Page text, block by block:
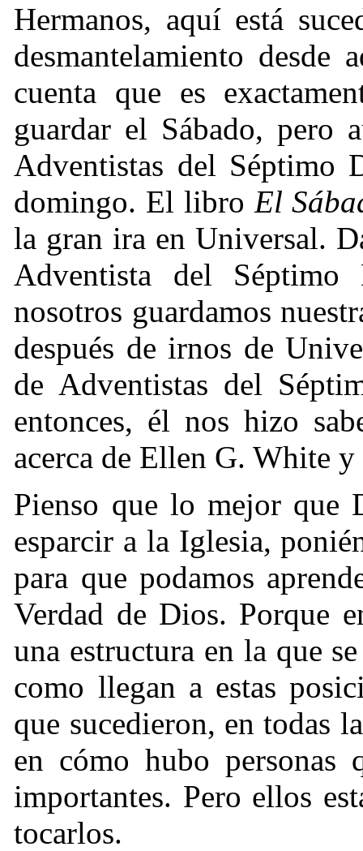
Hermanos, aquí está
desmantelamiento desde
cuenta que es
guardar el Sábado, pero
Adventistas del Séptimo
domingo. El libro El
la gran ira en Universal.
Adventista del
nosotros guardamos
después de irnos de
de Adventistas del
entonces, él nos hizo
acerca de Ellen G. White y
Pienso que lo mejor que
esparcir a la Iglesia,
para que podamos
Verdad de Dios. Porque
una estructura en la que
como llegan a estas
que sucedieron, en todas
en cómo hubo personas
importantes. Pero ellos
tocarlos.